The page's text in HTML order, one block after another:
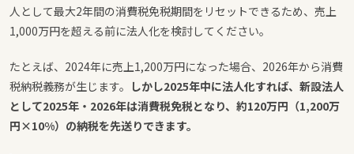
人として最大2年間の消費税免税期間をリセットできるため、売上
1,000万円を超える前に法人化を検討してください。
たとえば、2024年に売上1,200万円になった場合、2026年から消費
税納税義務が生じます。 しかし2025年中に法人化すれば、新設法人
として2025年・2026年は消費税免税となり、約120万円（1,200万
円×10%）の納税を先送りできます。